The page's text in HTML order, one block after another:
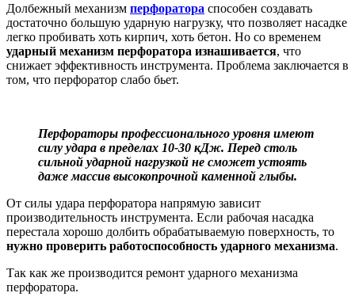
Долбежный механизм перфоратора способен создавать
достаточно большую ударную нагрузку, что позволяет насадке
легко пробивать хоть кирпич, хоть бетон. Но со временем
ударный механизм перфоратора изнашивается, что
снижает эффективность инструмента. Проблема заключается в
том, что перфоратор слабо бьет.
Перфораторы профессионального уровня имеют
силу удара в пределах 10-30 кДж. Перед столь
сильной ударной нагрузкой не сможет устоять
даже массив высокопрочной каменной глыбы.
От силы удара перфоратора напрямую зависит
производительность инструмента. Если рабочая насадка
перестала хорошо долбить обрабатываемую поверхность, то
нужно проверить работоспособность ударного механизма.
Так как же производится ремонт ударного механизма
перфоратора.